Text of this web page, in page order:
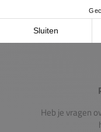
Heb je vragen